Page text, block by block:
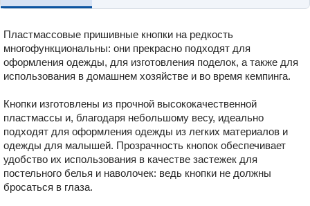
Пластмассовые пришивные кнопки на редкость
многофункциональны: они прекрасно подходят для
оформления одежды, для изготовления поделок, а также для
использования в домашнем хозяйстве и во время кемпинга.
Кнопки изготовлены из прочной высококачественной
пластмассы и, благодаря небольшому весу, идеально
подходят для оформления одежды из легких материалов и
одежды для малышей. Прозрачность кнопок обеспечивает
удобство их использования в качестве застежек для
постельного белья и наволочек: ведь кнопки не должны
бросаться в глаза.